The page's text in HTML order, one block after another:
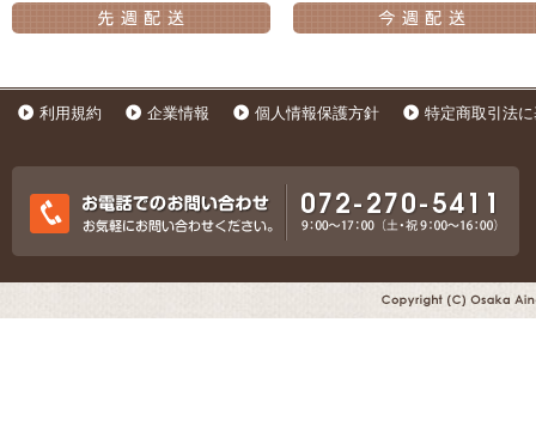
利用規約 企業情報 個人情報保護方針 特定商取引法